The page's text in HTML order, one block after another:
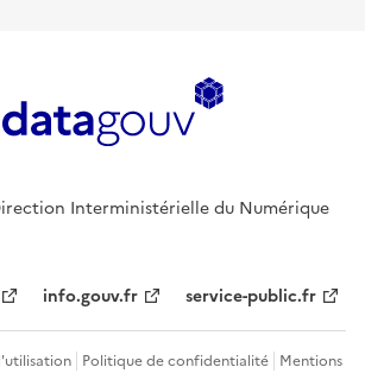
Interministérielle du Numérique
info.gouv.fr service-public.fr
Politique de confidentialité Mentions